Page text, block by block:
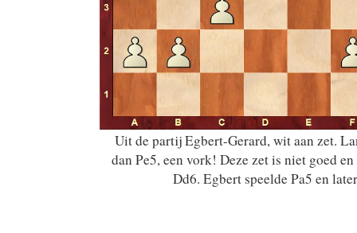
Uit de partij Egbert-Gerard, wit aan zet.
dan Pe5, een vork! Deze zet is niet goed
Dd6. Egbert speelde Pa5 en